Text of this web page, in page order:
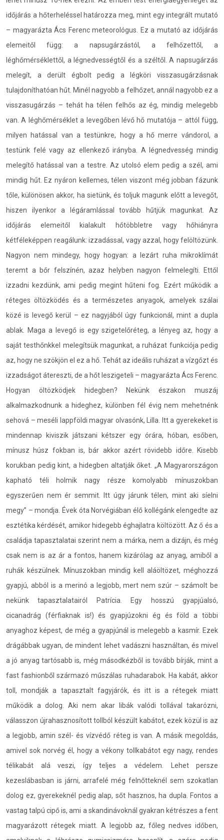
időjárás a hőterheléssel határozza meg, mint egy integrált mutató
– magyarázta Ács Ferenc meteorológus. Ez a mutató az időjárás
elemeitől függ: a napsugárzástól, a felhőzettől, a
léghőmérséklettől, a légnedvességtől és a széltől. A napsugárzás
melegít, a derült égbolt pedig a légköri visszasugárzásnak
tulajdoníthatóan hűt. Minél nagyobb a felhőzet, annál nagyobb ez a
visszasugárzás – tehát ha télen felhős az ég, mindig melegebb
van. A léghőmérséklet a levegőben lévő hő mutatója – attól függ,
milyen hatással van a testünkre, hogy a hő merre vándorol, a
testünk felé vagy az ellenkező irányba. A légnedvesség mindig
melegítő hatással van a testre. Az utolsó elem pedig a szél, ami
mindig hűt. Ez nyáron kellemes, télen viszont még jobban fázunk
tőle, különösen akkor, ha sietünk, és toljuk magunk előtt a levegőt,
hiszen ilyenkor a légáramlással tovább hűtjük magunkat. Az
időjárás elemeitől kialakult hőtöbbletre vagy hőhiányra
kétféleképpen reagálunk: izzadással, vagy azzal, hogy felöltözünk.
Nagyon nem mindegy, hogy hogyan: a lezárt ruha mikroklímát
teremt a bőr felszínén, azaz helyben nagyon felmelegíti. Ettől
izzadni kezdünk, ami pedig megint hűteni fog. Ezért működik a
réteges öltözködés és a természetes anyagok, amelyek szálai
közé is levegő kerül – ez nagyjából úgy funkcionál, mint a dupla
ablak. Maga a levegő is egy szigetelőréteg, a lényeg az, hogy a
saját testhőnkkel melegítsük magunkat, a ruházat funkciója pedig
az, hogy ne szökjön el ez a hő. Tehát az ideális ruházat a vízgőzt és
izzadságot átereszti, de a hőt leszigeteli – magyarázta Ács Ferenc.
Hogyan öltözködjek hidegben? Nekünk északon muszáj
alkalmazkodnunk a hideghez, különben fél évig nem mehetnénk
sehová – meséli lappföldi magyar olvasónk, Lilla. Itt a gyerekeket is
mindennap kiviszik játszani kétszer egy órára, hóban, esőben,
mínusz húsz fokban is, bár akkor azért rövidebb időre. Kisebb
korukban pedig kint, a hidegben altatják őket. „A Magyarországon
kapható téli holmik nagy része komolyabb mínuszokban
egyszerűen nem ér semmit. Itt úgy járunk télen, mint aki síelni
megy” – mondja. Évek óta Norvégiában élő kollégánk elengedte az
esztétika kérdését, amikor hidegebb éghajlatra költözött. Az ő és a
családja tapasztalatai szerint nem a márka, nem a dizájn, és még
csak nem is az ár a fontos, hanem kizárólag az anyag, amiből a
ruhák készülnek. Mínuszokban mindig kell aláöltözet, méghozzá
gyapjú, abból is a merinó a legjobb, mert nem szúr – számolt be
nekünk tapasztalatairól Patrícia. Egy hosszú gyapjúalsó,
cicanadrág (férfiaknak is!) és gyapjúzokni ég és föld a többi
anyaghoz képest, de még a gyapjúnál is melegebb a kasmír. Ezek
drágábbak ugyan, de mindent lehet vadászni használtan, és mivel
a jó anyag tartósabb is, még másodkézből is tovább bírják, mint a
fast fashionből származó műszálas ruhadarabok. Ha kabát, akkor
toll, mondják a tapasztalt fagyjárók, és itt is a rétegek miatt
működik a dolog. Aki nem akar libák valódi tollával takarózni,
válasszon újrahasznosított tollból készült kabátot, ezek közül is az
a legjobb, amin szél- és vízvédő réteg is van. A másik megoldás,
amivel sok norvég él, hogy a vékony tollkabátot egy nagy, rendes
télikabát alá veszi, így teljes a védelem. Lehet persze
kezeslábasban is járni, arrafelé még felnőtteknél sem szokatlan
dolog ez, gyerekeknél pedig alap, sőt hasznos, ha dupla. Fontos a
vastag talpú cipő is, ami a skandinávoknál gyakran kétrészes a fent
magyarázott rétegek miatt. A legjobb az, főleg nedves időben,